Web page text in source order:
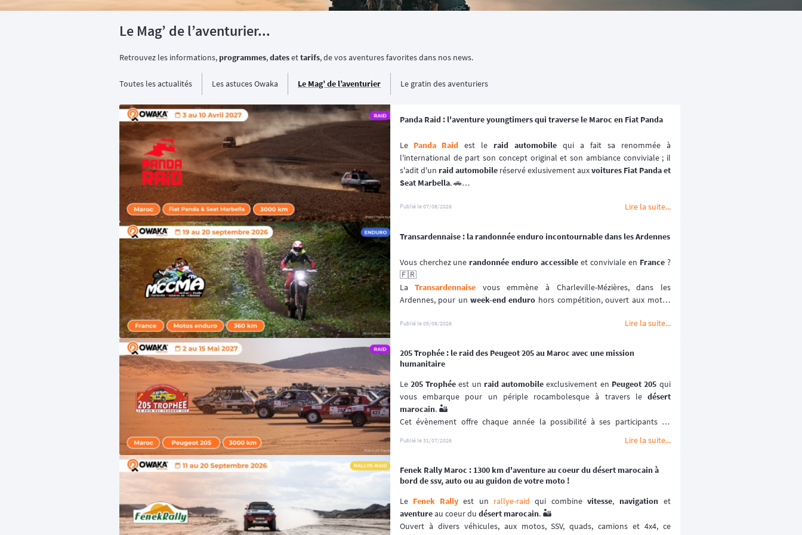
Le Mag’ de l’aventurier...
Retrouvez les informations, programmes,datesettarifs, de vos aventures favorites dans nos news.
Toutes les actualités Les astuces Owaka Le Mag’ de l’aventurier Le gratin des aventuriers
Panda Raid : l'aventure youngtimers qui traverse le Maroc en Fiat Panda
Le Panda Raid est le raid automobile qui a fait sa renommée à
l'international de part son concept original et son ambiance conviviale ; il
s'adit d'un raid automobile réservé exlusivement aux voitures Fiat Panda et
Seat Marbella. 🚗
à bord de véhicules youngtimers
Publié le07/08/2026 Lire la suite...
Transardennaise : la randonnée enduro incontournable dans les Ardennes
Vous cherchez une randonnée enduro accessible et conviviale en France ?
🇫🇷
La Transardennaise vous emmène à Charleville-Mézières, dans les
Ardennes, pour un week-end enduro hors compétition, ouvert aux motos
Portée par le Moto Club de Charleville-Mézières en Ardennes (MCCMA)
plutôt que sur la performance chronométrée. 😉
📆 Prochaines dates : du 19 au 20 Septembre 2026.
Publié le05/08/2026 Lire la suite...
205 Trophée : le raid des Peugeot 205 au Maroc avec une mission
humanitaire
Le 205 Trophée est un raid automobile exclusivement en Peugeot 205 qui
vous embarque pour un périple rocambolesque à travers le désert
marocain. 🏜️
Cet évènement offre chaque année la possibilité à ses participants de
les plus désertiques. 🌵
un véritable défi humain et sportif qui prône la solidarité et le
dépassement de soi ! 🚙
📆 Prochaines dates : du 2 au 15 Mai 2027.
Publié le31/07/2026 Lire la suite...
Fenek Rally Maroc : 1300 km d'aventure au coeur du désert marocain à
bord de ssv, auto ou au guidon de votre moto !
Le Fenek Rally est un rallye-raid qui combine vitesse, navigation
aventure au coeur du désert marocain. 🏜️